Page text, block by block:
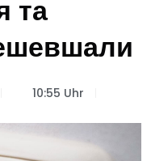
та
10:55 Uhr